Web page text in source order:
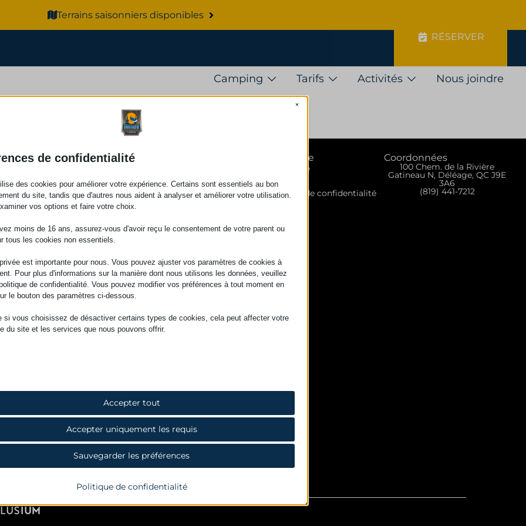
Terrains saisonniers disponibles
RÉSERVER
Camping Tarifs Activités Nous joindre
Tarifs
Autre tarifs
Politique des tarifs
Activités Liens rapide
Nous joindre
À propos
Politique de confidentialité
Coordonnées
100 Chem. de la Rivière
Gatineau N, Déléage, QC J9E
3A6
(819) 441-7212
de confidentialité
×
des cookies pour améliorer votre expérience. Certains sont essentiels au bon
du site, tandis que d'autres nous aident à analyser et améliorer votre utilisation.
vos options et faire votre choix.
moins de 16 ans, assurez-vous d'avoir reçu le consentement de votre parent ou
tous les cookies non essentiels.
est importante pour nous. Vous pouvez ajuster vos paramètres de cookies à
Pour plus d'informations sur la manière dont nous utilisons les données, veuillez
de confidentialité. Vous pouvez modifier vos préférences à tout moment en
le bouton des paramètres ci-dessous.
si vous choisissez de désactiver certains types de cookies, cela peut affecter votre
du site et les services que nous pouvons offrir.
Afficher les détails
statistiques recueillent des informations sur l'utilisation, nous permettant d'obtenir
sur la manière dont nos visiteurs interagissent avec notre site web.
Afficher les détails
personnalisées. Ils le font en suivant les visiteurs sur plusieurs sites web.
Afficher les détails
Accepter tout
Accepter uniquement les requis
Sauvegarder les préférences
Politique de confidentialité